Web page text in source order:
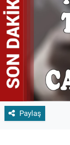
Paylaş